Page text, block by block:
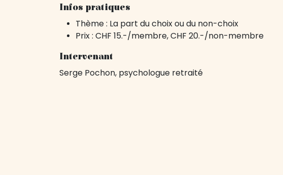
Infos pratiques
Thème : La part du choix ou du non-choix
Prix : CHF 15.-/membre, CHF 20.-/non-membre
Intervenant
Serge Pochon, psychologue retraité